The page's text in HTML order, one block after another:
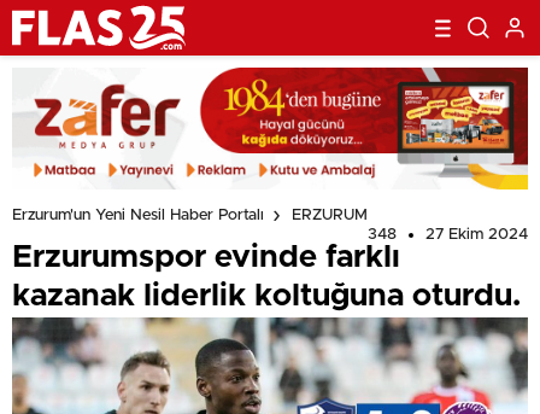
Erzurum'un Yeni Nesil Haber Portalı
ERZURUM
348
27 Ekim 2024
Erzurumspor evinde farklı
kazanak liderlik koltuğuna oturdu.